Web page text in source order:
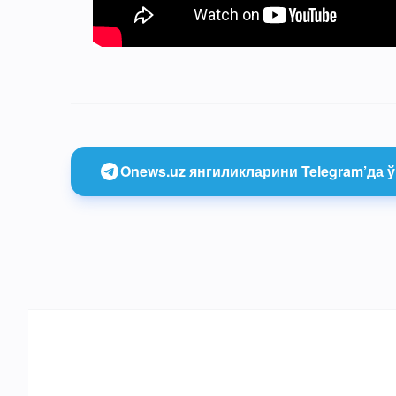
Onews.uz янгиликларини Telegram’да